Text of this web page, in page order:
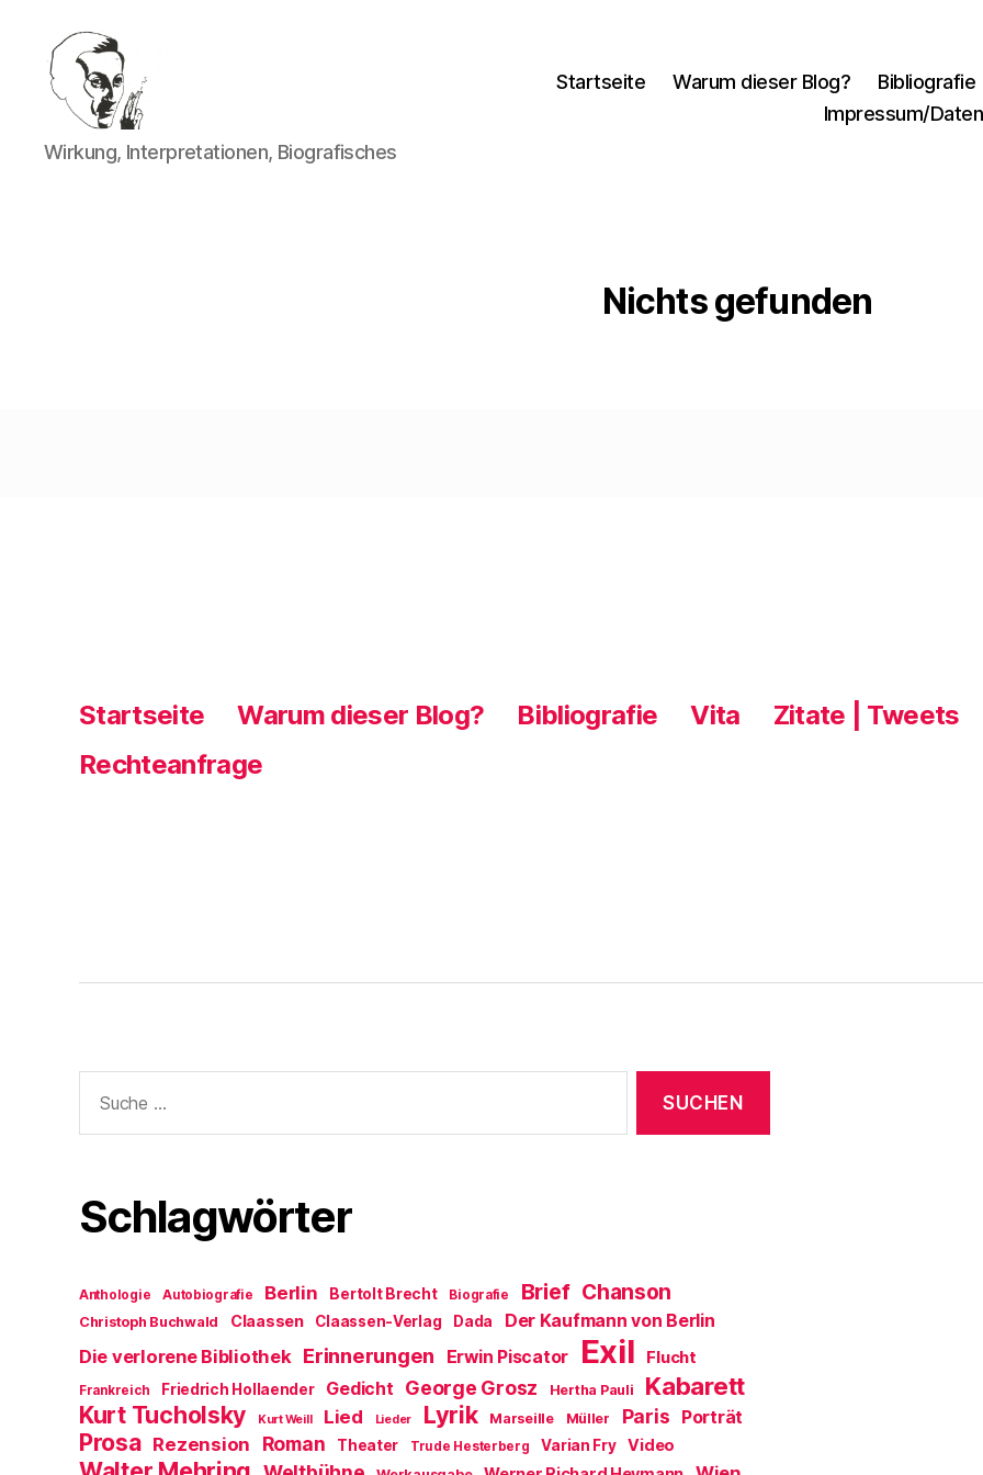
Walter
Mehring
Wirkung, Interpretationen, Biografisches
Startseite Warum dieser Blog? Bibliografie
Impressum/
Nichts gefunden
Startseite Warum dieser Blog? Bibliografie Vita Zitate | Tweets
Rechteanfrage
nach:
Schlagwörter
Anthologie Autobiografie Berlin Bertolt Brecht Biografie Brief Chanson
Christoph Buchwald Claassen Claassen-Verlag Dada Der Kaufmann von Berlin
Die verlorene Bibliothek Erinnerungen Erwin Piscator Exil Flucht
Frankreich Friedrich Hollaender Gedicht George Grosz Hertha Pauli Kabarett
Kurt Tucholsky Kurt Weill Lied Lieder Lyrik Marseille Müller Paris Porträt
Prosa Rezension Roman Theater Trude Hesterberg Varian Fry Video